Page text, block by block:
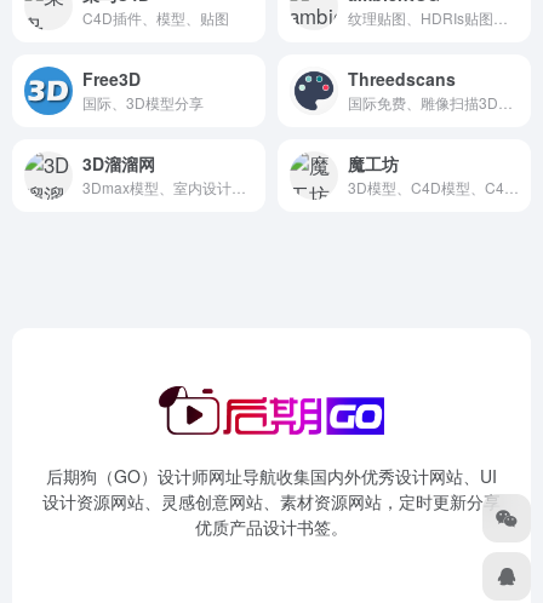
C4D插件、模型、贴图
Free3D
国际、3D模型分享
Threedscans
3D溜溜网 魔工坊
后期狗（GO）设计师网址导航收集国内外优秀设计网站、UI
设计资源网站、灵感创意网站、素材资源网站，定时更新分享
优质产品设计书签。